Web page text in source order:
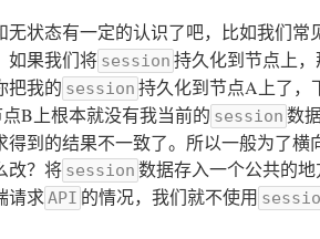
无状态有一定的认识了吧，比如我们常
如果我们将 session 持久化到节点上
把我的 session 持久化到节点A上了，
B上根本就没有我当前的 session 数
得到的结果不一致了。所以一般为了
改？将 session 数据存入一个公共的
请求API 的情况，我们就不使用